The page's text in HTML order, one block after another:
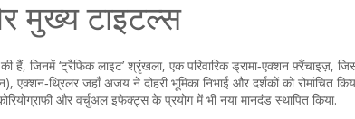
मुख्य टाइटल्स
हैं, जिनमें‘ट्रैफिक लाइट’ श्रृंखला, एक परिवारिक ड्रामा‑एक्शन फ़्रैंचाइज़,
, एक्शन‑थ्रिलर जहाँ अजय ने दोहरी भूमिका निभाई और दर्शकों को रोमांचित
और वर्चुअल इफेक्ट्स के प्रयोग में भी नया मानदंड स्थापित किया.